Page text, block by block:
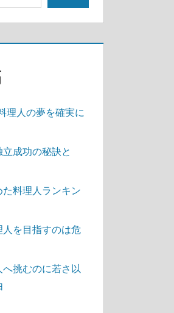
理人の夢を確実に
成功の秘訣と
料理人ランキン
を目指すのは危
挑むのに若さ以